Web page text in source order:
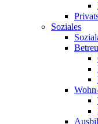
Soziales